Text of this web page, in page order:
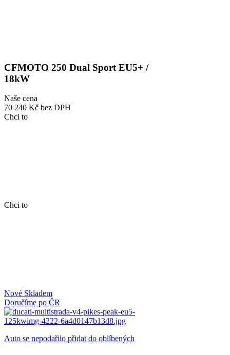
CFMOTO 250 Dual Sport EU5+ /
18kW
Naše cena
70 240 Kč bez DPH
Chci to
Chci to
Nové Skladem
Doručíme po ČR
Auto se nepodařilo přidat do oblíbených